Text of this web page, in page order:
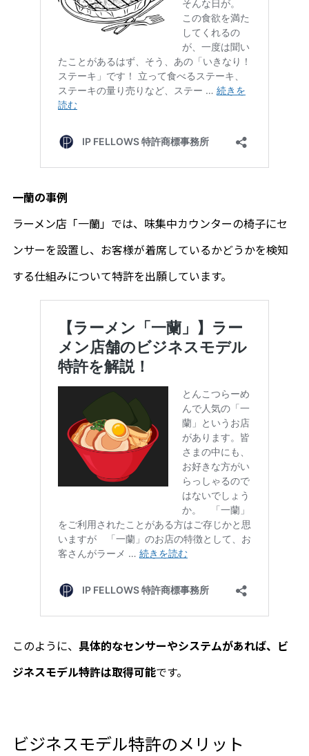
一蘭の事例
ラーメン店「一蘭」では、味集中カウンターの椅子にセ
ンサーを設置し、お客様が着席しているかどうかを検知
する仕組みについて特許を出願しています。
このように、 具体的なセンサーやシステムがあれば、ビ
ジネスモデル特許は取得可能です。
ビジネスモデル特許のメリット